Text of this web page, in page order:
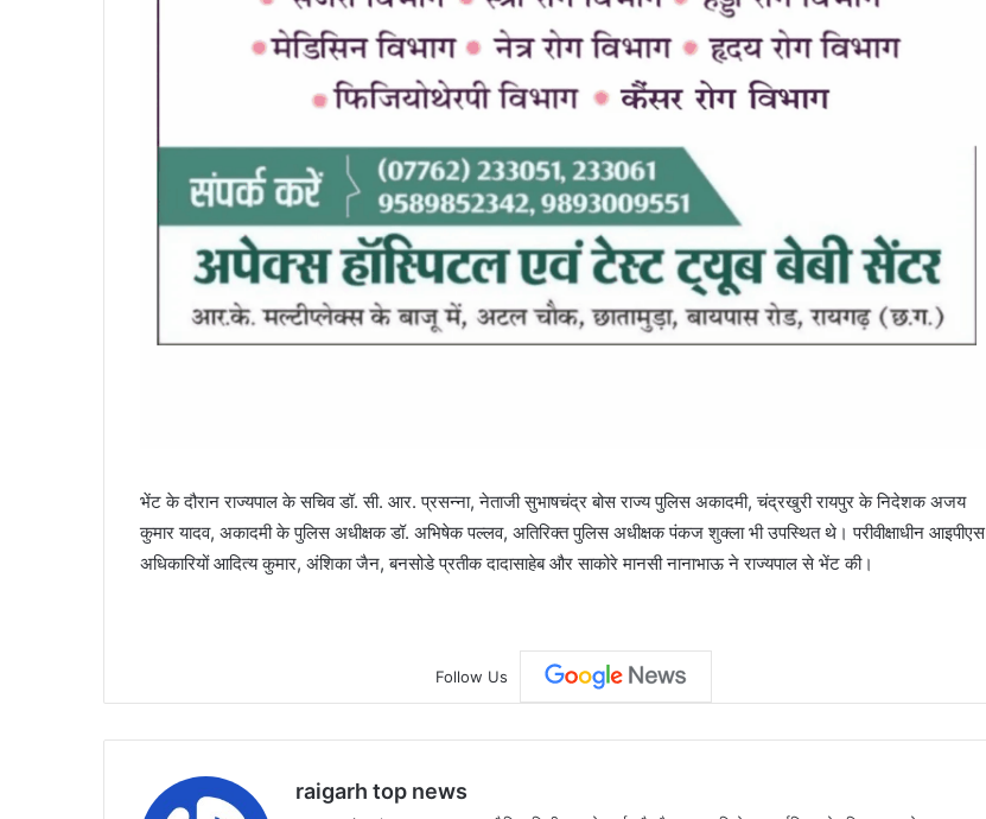
भेंट के दौरान राज्यपाल के सचिव डॉ. सी. आर. प्रसन्ना, नेताजी सुभाषचंद्र बोस राज्य पुलिस अकादमी, चंद्रखुरी रायपुर के निदेशक अजय
कुमार यादव, अकादमी के पुलिस अधीक्षक डॉ. अभिषेक पल्लव, अतिरिक्त पुलिस अधीक्षक पंकज शुक्ला भी उपस्थित थे। परीवीक्षाधीन आइपीएस
अधिकारियों आदित्य कुमार, अंशिका जैन, बनसोडे प्रतीक दादासाहेब और साकोरे मानसी नानाभाऊ ने राज्यपाल से भेंट की।
Follow Us
raigarh top news